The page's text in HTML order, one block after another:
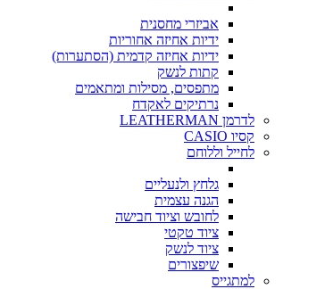
אביזרי מחסנית
ידיות אחיזה אחוריות
ידיות אחיזה קדמית (הסתערות)
קתות לנשק
מתפסים, מסילות ומתאמים
נרתיקים לאקדח
לדרמן LEATHERMAN
קסיו CASIO
לחייל וללוחם
גלחץ ולנעליים
הגנה עצמית
לחובש וציוד חבישה
ציוד טקטי
ציוד לנשק
שיפצורים
למתגייס